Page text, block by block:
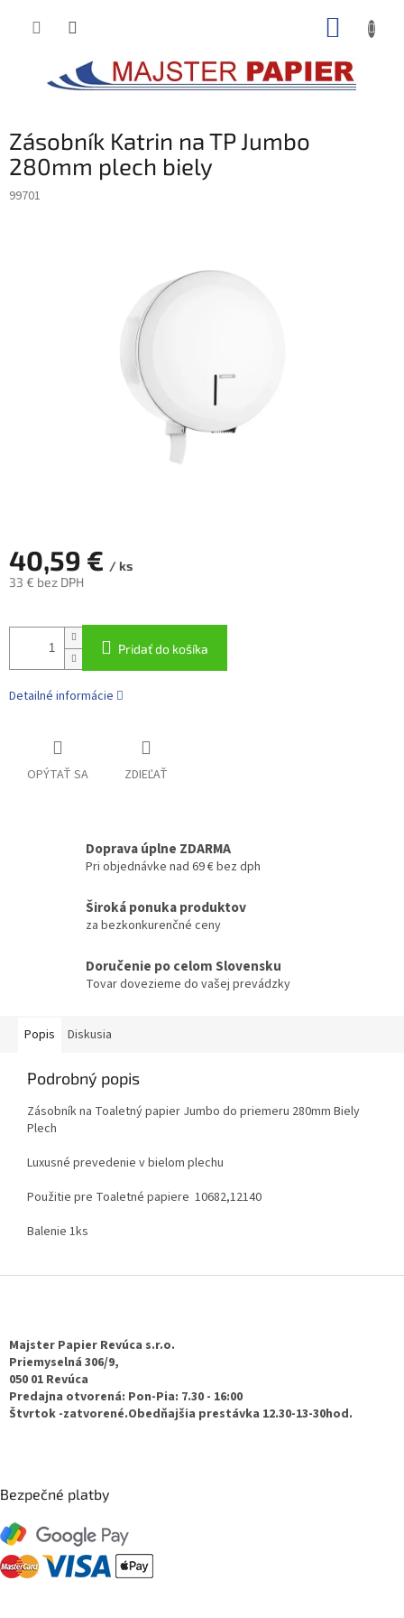
Zásobník Katrin na TP Jumbo
280mm plech biely
99701
40,59 € / ks
33 € bez DPH
cena:
Pridať do košíka
Detailné informácie
OPÝTAŤ SA ZDIEĽAŤ
Doprava úplne ZDARMA
Pri objednávke nad 69 € bez dph
Široká ponuka produktov
za bezkonkurenčné ceny
Doručenie po celom Slovensku
Tovar dovezieme do vašej prevádzky
Popis Diskusia
Podrobný popis
Zásobník na Toaletný papier Jumbo do priemeru 280mm Biely
Plech
Luxusné prevedenie v bielom plechu
Použitie pre Toaletné papiere 10682,12140
Balenie 1ks
Majster Papier Revúca s.r.o.
Priemyselná 306/9,
050 01 Revúca
Predajna otvorená: Pon-Pia: 7.30 - 16:00
Štvrtok -zatvorené.Obedňajšia prestávka 12.30-13-30hod.
Bezpečné platby